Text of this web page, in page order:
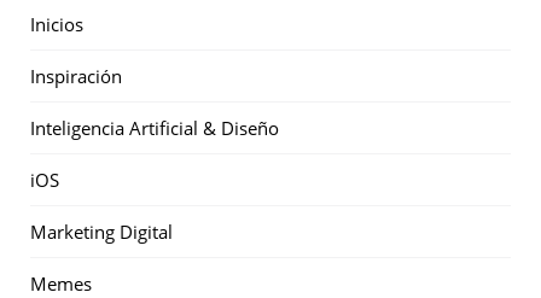
Inicios
Inspiración
Inteligencia Artificial & Diseño
iOS
Marketing Digital
Memes